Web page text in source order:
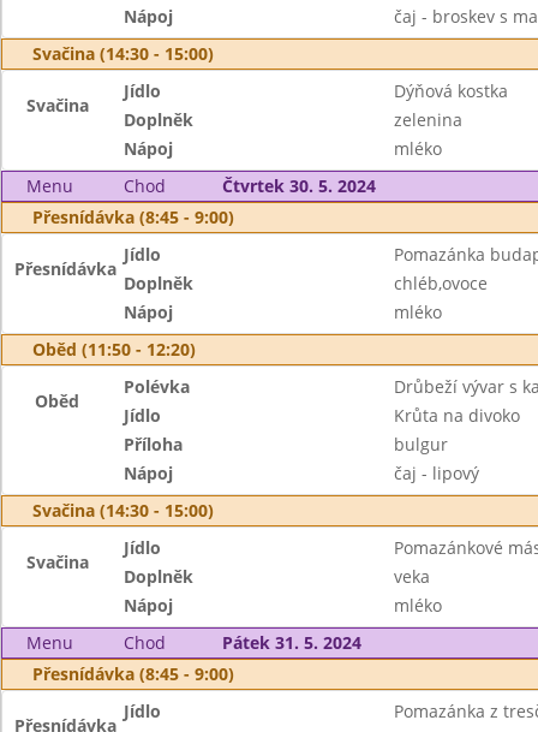
Nápoj
čaj - broskev s
Svačina (14:30 - 15:00)
Svačina
Jídlo
Dýňová kostka
Doplněk
zelenina
Nápoj
mléko
Menu
Chod
Čtvrtek 30. 5. 2024
Přesnídávka (8:45 - 9:00)
Přesnídávka
Jídlo
Pomazánka
Doplněk
chléb,ovoce
Nápoj
mléko
Oběd (11:50 - 12:20)
Oběd
Polévka
Drůbeží vývar s
Jídlo
Krůta na divoko
Příloha
bulgur
Nápoj
čaj - lipový
Svačina (14:30 - 15:00)
Svačina
Jídlo
Pomazánkové
Doplněk
veka
Nápoj
mléko
Menu
Chod
Pátek 31. 5. 2024
Přesnídávka (8:45 - 9:00)
Přesnídávka
Jídlo
Pomazánka z